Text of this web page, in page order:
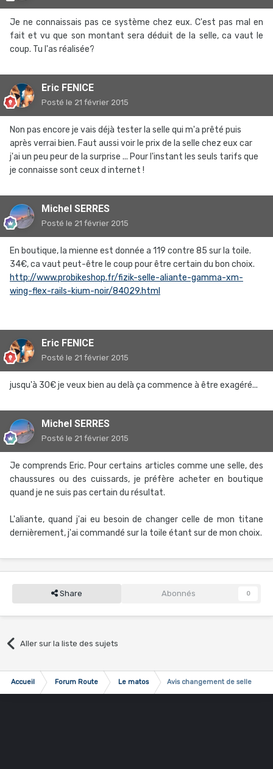
Je ne connaissais pas ce système chez eux. C'est pas mal en
fait et vu que son montant sera déduit de la selle, ca vaut le
coup. Tu l'as réalisée?
Eric FENICE
Posté le 21 février 2015
Non pas encore je vais déjà tester la selle qui m'a prêté puis
après verrai bien. Faut aussi voir le prix de la selle chez eux car
j'ai un peu peur de la surprise ... Pour l'instant les seuls tarifs que
je connaisse sont ceux d internet !
Michel SERRES
Posté le 21 février 2015
En boutique, la mienne est donnée a 119 contre 85 sur la toile.
34€, ca vaut peut-être le coup pour être certain du bon choix.
http://www.probikeshop.fr/fizik-selle-aliante-gamma-xm-
wing-flex-rails-kium-noir/84029.html
Eric FENICE
Posté le 21 février 2015
jusqu'à 30€ je veux bien au delà ça commence à être exagéré...
Michel SERRES
Posté le 21 février 2015
Je comprends Eric. Pour certains articles comme une selle, des
chaussures ou des cuissards, je préfère acheter en boutique
quand je ne suis pas certain du résultat.
L'aliante, quand j'ai eu besoin de changer celle de mon titane
dernièrement, j'ai commandé sur la toile étant sur de mon choix.
Share Abonnés 0
Aller sur la liste des sujets
Accueil Forum Route Le matos Avis changement de selle